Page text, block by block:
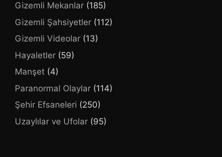
Gizemli Mekanlar (185)
Gizemli Şahsiyetler (112)
Gizemli Videolar (13)
Hayaletler (59)
Manşet (4)
Paranormal Olaylar (114)
Şehir Efsaneleri (250)
Uzaylılar ve Ufolar (95)